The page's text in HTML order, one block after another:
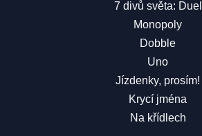
7 divů světa: Duel
Monopoly
Dobble
Uno
Jízdenky, prosím!
Krycí jména
Na křídlech